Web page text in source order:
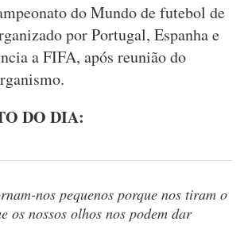
do Mundo de futebol de
por Portugal, Espanha e
a FIFA, após reunião do
DO DIA:
nos pequenos porque nos tiram o
os nossos olhos nos podem dar